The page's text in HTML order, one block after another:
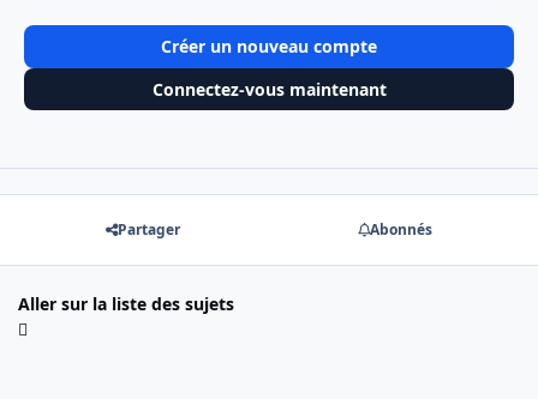
Créer un nouveau compte
Connectez-vous maintenant
Partager Abonnés
Aller sur la liste des sujets